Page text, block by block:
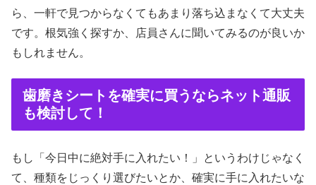
ら、一軒で見つからなくてもあまり落ち込まなくて大丈夫
です。根気強く探すか、店員さんに聞いてみるのが良いか
もしれません。
歯磨きシートを確実に買うならネット通販
も検討して！
もし「今日中に絶対手に入れたい！」というわけじゃなく
て、種類をじっくり選びたいとか、確実に手に入れたいな